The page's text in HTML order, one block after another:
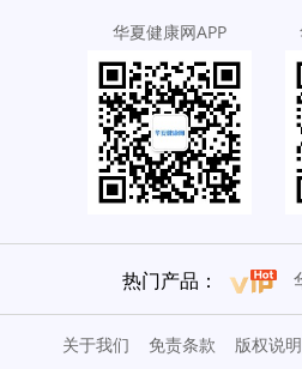
华夏健康网APP
热门产品：
关于我们 免责条款 版权说明